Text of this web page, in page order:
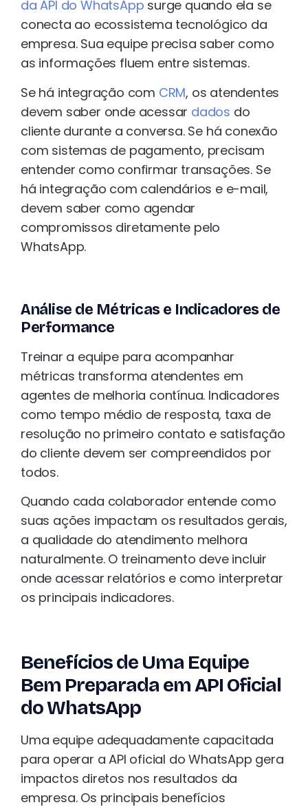
da API do WhatsApp surge quando ela se
conecta ao ecossistema tecnológico da
empresa. Sua equipe precisa saber como
as informações fluem entre sistemas.
Se há integração com CRM, os atendentes
devem saber onde acessar dados do
cliente durante a conversa. Se há conexão
com sistemas de pagamento, precisam
entender como confirmar transações. Se
há integração com calendários e e-mail,
devem saber como agendar
compromissos diretamente pelo
WhatsApp.
Análise de Métricas e Indicadores de
Performance
Treinar a equipe para acompanhar
métricas transforma atendentes em
agentes de melhoria contínua. Indicadores
como tempo médio de resposta, taxa de
resolução no primeiro contato e satisfação
do cliente devem ser compreendidos por
todos.
Quando cada colaborador entende como
suas ações impactam os resultados gerais,
a qualidade do atendimento melhora
naturalmente. O treinamento deve incluir
onde acessar relatórios e como interpretar
os principais indicadores.
Benefícios de Uma Equipe
Bem Preparada em API Oficial
do WhatsApp
Uma equipe adequadamente capacitada
para operar a API oficial do WhatsApp gera
impactos diretos nos resultados da
empresa. Os principais benefícios